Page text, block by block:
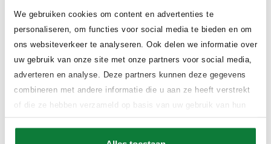
We gebruiken cookies om content en advertenties te
personaliseren, om functies voor social media te bieden en om
ons websiteverkeer te analyseren. Ook delen we informatie over
uw gebruik van onze site met onze partners voor social media,
adverteren en analyse. Deze partners kunnen deze gegevens
combineren met andere informatie die u aan ze heeft verstrekt
of die ze hebben verzameld op basis van uw gebruik van hun